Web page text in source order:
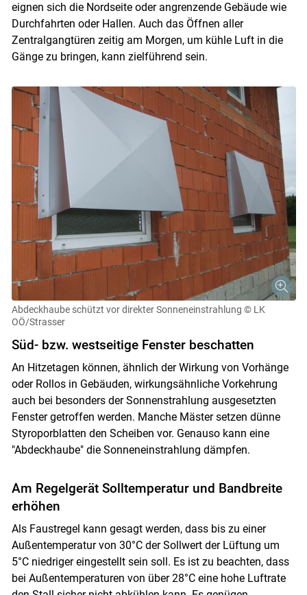
Skip to main content
eignen sich die Nordseite oder angrenzende Gebäude wie
Durchfahrten oder Hallen. Auch das Öffnen aller
Zentralgangtüren zeitig am Morgen, um kühle Luft in die
Gänge zu bringen, kann zielführend sein.
Abdeckhaube schützt vor direkter Sonneneinstrahlung © LK
OÖ/Strasser
Süd- bzw. westseitige Fenster beschatten
An Hitzetagen können, ähnlich der Wirkung von Vorhänge
oder Rollos in Gebäuden, wirkungsähnliche Vorkehrung
auch bei besonders der Sonnenstrahlung ausgesetzten
Fenster getroffen werden. Manche Mäster setzen dünne
Styroporblatten den Scheiben vor. Genauso kann eine
"Abdeckhaube" die Sonneneinstrahlung dämpfen.
Am Regelgerät Solltemperatur und Bandbreite
erhöhen
Als Faustregel kann gesagt werden, dass bis zu einer
Außentemperatur von 30°C der Sollwert der Lüftung um
5°C niedriger eingestellt sein soll. Es ist zu beachten, dass
bei Außentemperaturen von über 28°C eine hohe Luftrate